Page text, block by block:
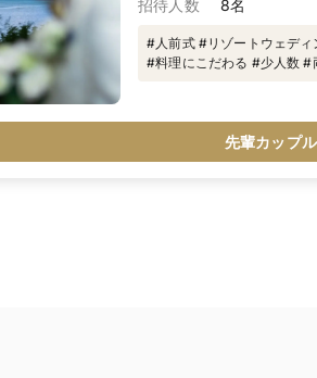
招待人数
8名
#人前式 #リゾートウェデ
#料理にこだわる #少人数 #
先輩カップ